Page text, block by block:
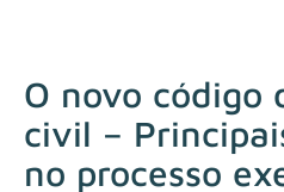
O novo código
civil –
no processo